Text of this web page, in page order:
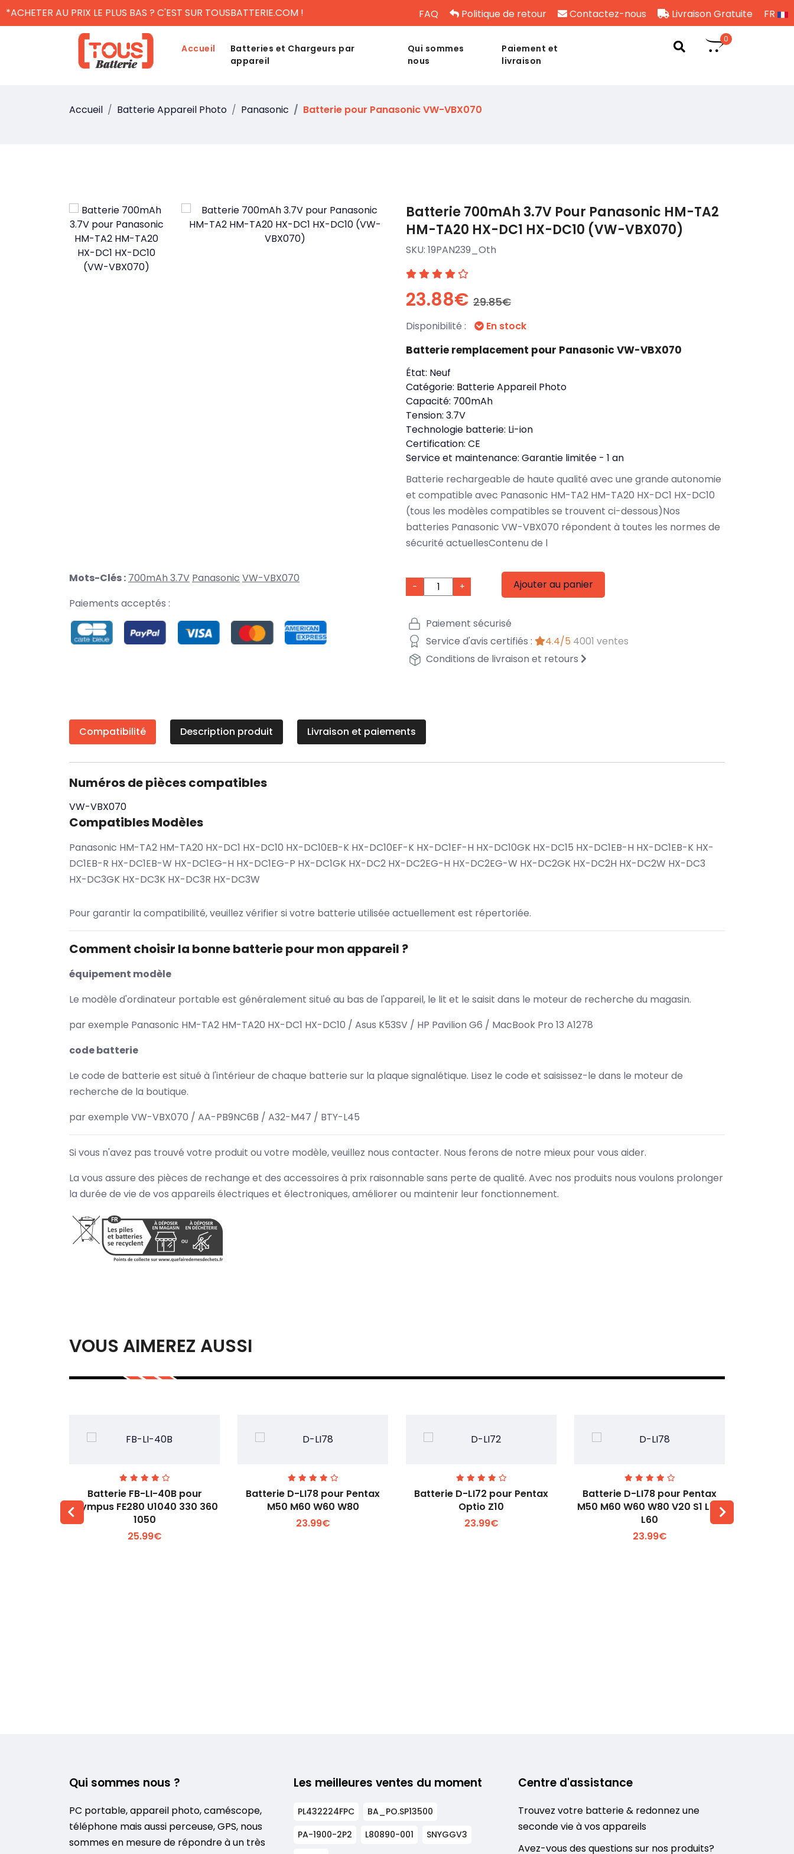
*ACHETER AU PRIX LE PLUS BAS ? C'EST SUR TOUSBATTERIE.COM ! FAQ Politique de retour Contactez-nous Livraison Gratuite FR
Accueil
Batteries et Chargeurs par
appareil
Qui sommes
nous
Paiement et
livraison
0
Accueil Batterie Appareil Photo Panasonic Batterie pour Panasonic VW-VBX070
Mots-Clés : 700mAh 3.7V Panasonic VW-VBX070
Paiements acceptés :
Batterie 700mAh 3.7V Pour Panasonic HM-TA2
HM-TA20 HX-DC1 HX-DC10 (VW-VBX070)
SKU: 19PAN239_Oth
23.88€ 29.85€
Disponibilité : En stock
Batterie remplacement pour Panasonic VW-VBX070
État: Neuf
Catégorie: Batterie Appareil Photo
Capacité: 700mAh
Tension: 3.7V
Technologie batterie: Li-ion
Certification: CE
Service et maintenance: Garantie limitée - 1 an
Batterie rechargeable de haute qualité avec une grande autonomie
et compatible avec Panasonic HM-TA2 HM-TA20 HX-DC1 HX-DC10
(tous les modèles compatibles se trouvent ci-dessous)Nos
batteries Panasonic VW-VBX070 répondent à toutes les normes de
sécurité actuellesContenu de l
- + Ajouter au panier
Paiement sécurisé
Service d'avis certifiés :
4.4/5 4001 ventes
Conditions de livraison et retours
Compatibilité Description produit Livraison et paiements
Numéros de pièces compatibles
VW-VBX070
Compatibles Modèles
Panasonic HM-TA2 HM-TA20 HX-DC1 HX-DC10 HX-DC10EB-K HX-DC10EF-K HX-DC1EF-H HX-DC10GK HX-DC15 HX-DC1EB-H HX-DC1EB-K HX-
DC1EB-R HX-DC1EB-W HX-DC1EG-H HX-DC1EG-P HX-DC1GK HX-DC2 HX-DC2EG-H HX-DC2EG-W HX-DC2GK HX-DC2H HX-DC2W HX-DC3
HX-DC3GK HX-DC3K HX-DC3R HX-DC3W
Pour garantir la compatibilité, veuillez vérifier si votre batterie utilisée actuellement est répertoriée.
Comment choisir la bonne batterie pour mon appareil ?
équipement modèle
Le modèle d'ordinateur portable est généralement situé au bas de l'appareil, le lit et le saisit dans le moteur de recherche du magasin.
par exemple Panasonic HM-TA2 HM-TA20 HX-DC1 HX-DC10 / Asus K53SV / HP Pavilion G6 / MacBook Pro 13 A1278
code batterie
Le code de batterie est situé à l'intérieur de chaque batterie sur la plaque signalétique. Lisez le code et saisissez-le dans le moteur de
recherche de la boutique.
par exemple VW-VBX070 / AA-PB9NC6B / A32-M47 / BTY-L45
Si vous n'avez pas trouvé votre produit ou votre modèle, veuillez nous contacter. Nous ferons de notre mieux pour vous aider.
La vous assure des pièces de rechange et des accessoires à prix raisonnable sans perte de qualité. Avec nos produits nous voulons prolonger
la durée de vie de vos appareils électriques et électroniques, améliorer ou maintenir leur fonctionnement.
VOUS AIMEREZ AUSSI
Voir plus +
Batterie FB-LI-40B pour
Olympus FE280 U1040 330 360
1050
25.99€
Voir plus +
Batterie D-LI78 pour Pentax
M50 M60 W60 W80
23.99€
Voir plus +
Batterie D-LI72 pour Pentax
Optio Z10
23.99€
Voir plus +
Batterie D-LI78 pour Pentax
M50 M60 W60 W80 V20 S1 L50
L60
23.99€
Qui sommes nous ?
PC portable, appareil photo, caméscope,
téléphone mais aussi perceuse, GPS, nous
sommes en mesure de répondre à un très
Les meilleures ventes du moment
PL432224FPC
BA_PO.SP13500
PA-1900-2P2
L80890-001
SNYGGV3
Centre d'assistance
Trouvez votre batterie & redonnez une
seconde vie à vos appareils
Avez-vous des questions sur nos produits?